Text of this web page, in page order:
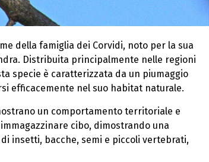
della famiglia dei Corvidi, noto per la sua
Distribuita principalmente nelle regioni
specie è caratterizzata da un piumaggio
efficacemente nel suo habitat naturale.
un comportamento territoriale e
cibo, dimostrando una
insetti, bacche, semi e piccoli vertebrati,